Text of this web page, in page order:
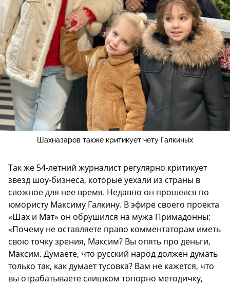
Шахназаров также критикует чету Галкиных
Так же 54-летний журналист регулярно критикует
звезд шоу-бизнеса, которые уехали из страны в
сложное для нее время. Недавно он прошелся по
юмористу Максиму Галкину. В эфире своего проекта
«Шах и Мат» он обрушился на мужа Примадонны:
«Почему не оставляете право комментаторам иметь
свою точку зрения, Максим? Вы опять про деньги,
Максим. Думаете, что русский народ должен думать
только так, как думает тусовка? Вам не кажется, что
вы отрабатываете слишком топорно методичку,